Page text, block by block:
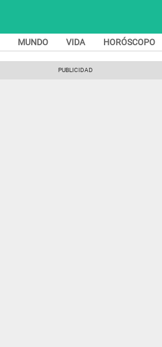
MUNDO VIDA HORÓSCOPO